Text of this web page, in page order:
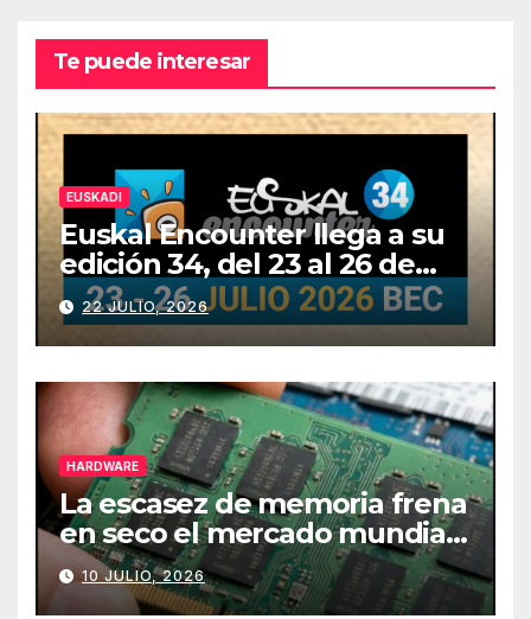
Te puede interesar
EUSKADI
Euskal Encounter llega a su
edición 34, del 23 al 26 de
julio
22 JULIO, 2026
HARDWARE
La escasez de memoria frena
en seco el mercado mundial
de PCs
10 JULIO, 2026